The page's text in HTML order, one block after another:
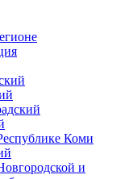
Коми
и